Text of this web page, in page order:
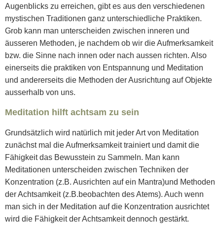
Augenblicks zu erreichen, gibt es aus den verschiedenen
mystischen Traditionen ganz unterschiedliche Praktiken.
Grob kann man unterscheiden zwischen inneren und
äusseren Methoden, je nachdem ob wir die Aufmerksamkeit
bzw. die Sinne nach innen oder nach aussen richten. Also
einerseits die praktiken von Entspannung und Meditation
und andererseits die Methoden der Ausrichtung auf Objekte
ausserhalb von uns.
Meditation hilft achtsam zu sein
Grundsätzlich wird natürlich mit jeder Art von Meditation
zunächst mal die Aufmerksamkeit trainiert und damit die
Fähigkeit das Bewusstein zu Sammeln. Man kann
Meditationen unterscheiden zwischen Techniken der
Konzentration (z.B. Ausrichten auf ein Mantra)und Methoden
der Achtsamkeit (z.B.beobachten des Atems). Auch wenn
man sich in der Meditation auf die Konzentration ausrichtet
wird die Fähigkeit der Achtsamkeit dennoch gestärkt.